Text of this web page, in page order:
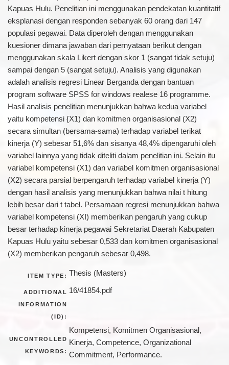
Kapuas Hulu. Penelitian ini menggunakan pendekatan kuantitatif
eksplanasi dengan responden sebanyak 60 orang dari 147
populasi pegawai. Data diperoleh dengan menggunakan
kuesioner dimana jawaban dari pernyataan berikut dengan
menggunakan skala Likert dengan skor 1 (sangat tidak setuju)
sampai dengan 5 (sangat setuju). Analisis yang digunakan
adalah analisis regresi Linear Berganda dengan bantuan
program software SPSS for windows realese 16 programme.
Hasil analisis penelitian menunjukkan bahwa kedua variabel
yaitu kompetensi {X1) dan komitmen organisasional (X2)
secara simultan (bersama-sama) terhadap variabel terikat
kinerja (Y) sebesar 51,6% dan sisanya 48,4% dipengaruhi oleh
variabel lainnya yang tidak diteliti dalam penelitian ini. Selain itu
variabel kompetensi (X1) dan variabel komitmen organisasional
(X2) secara parsial berpengaruh terhadap variabel kinerja (Y)
dengan hasil analisis yang menunjukkan bahwa nilai t hitung
lebih besar dari t tabel. Persamaan regresi menunjukkan bahwa
variabel kompetensi (XI) memberikan pengaruh yang cukup
besar terhadap kinerja pegawai Sekretariat Daerah Kabupaten
Kapuas Hulu yaitu sebesar 0,533 dan komitmen organisasional
(X2) memberikan pengaruh sebesar 0,498.
ITEM TYPE: Thesis (Masters)
ADDITIONAL
INFORMATION
(ID):
16/41854.pdf
UNCONTROLLED
KEYWORDS:
Kompetensi, Komitmen Organisasional,
Kinerja, Competence, Organizational
Commitment, Performance.